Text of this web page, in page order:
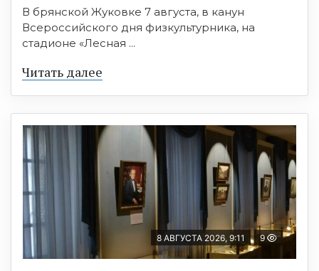
В брянской Жуковке 7 августа, в канун
Всероссийского дня физкультурника, на
стадионе «Лесная ...
Читать далее
8 АВГУСТА 2026, 9:11 9